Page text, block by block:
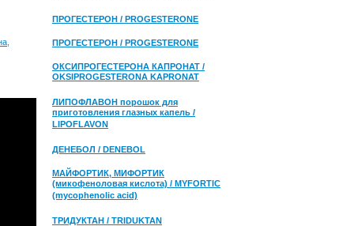
ПРОГЕСТЕРОН / PROGESTERONE
ПРОГЕСТЕРОН / PROGESTERONE
ОКСИПРОГЕСТЕРОНА КАПРОНАТ /
OKSIPROGESTERONA KAPRONAT
ЛИПОФЛАВОН порошок для
приготовления глазных капель /
LIPOFLAVON
ДЕНЕБОЛ / DENEBOL
МАЙФОРТИК, МИФОРТИК
(микофеноловая кислота) / MYFORTIC
(mycophenolic acid)
ТРИДУКТАН / TRIDUKTAN